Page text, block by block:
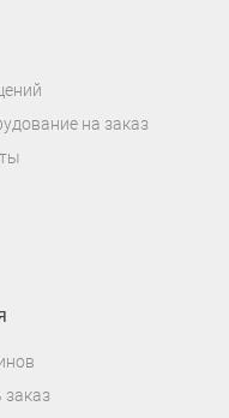
на заказ